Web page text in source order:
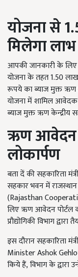
योजना से
मिलेगा लाभ
आपकी जानकारी के लिए
योजना के तहत 1.50
रूपये का ब्याज मुक्त ऋण
योजना में शामिल
ब्याज मुक्त ऋण केन्द्रीय
ऋण आवेदन
लोकार्पण
बता दें की सहकारिता
सहकार भवन में राजस्थान
(Rajasthan
लिए ऋण आवेदन पोर्टल
प्रौद्योगिकी विभाग द्वारा
इस दौरान सहकारिता
Minister Ashok
किये हैं, विभाग के द्वारा